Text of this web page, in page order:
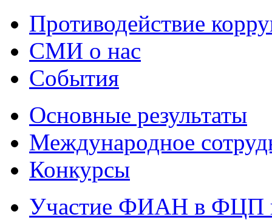
Противодействие
СМИ о нас
События
Основные результаты
Международное
Конкурсы
Участие ФИАН в ФЦП